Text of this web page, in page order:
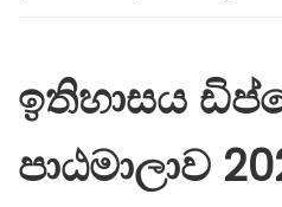
ඉතිහාසය
පාඨමාලාව